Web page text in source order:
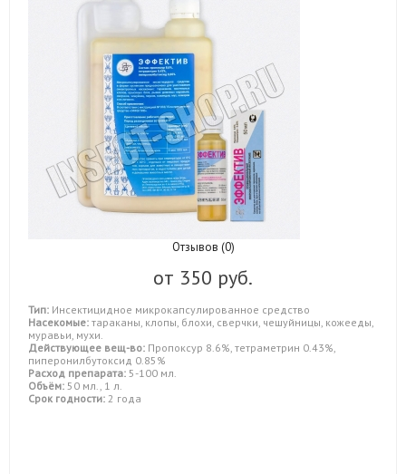
Отзывов (0)
от 350 руб.
Тип: Инсектицидное микрокапсулированное средство
Насекомые: тараканы, клопы, блохи, сверчки, чешуйницы, кожееды,
муравьи, мухи.
Действующее вещ-во: Пропоксур 8.6%, тетраметрин 0.43%,
пиперонилбутоксид 0.85%
Расход препарата: 5-100 мл.
Объём: 50 мл., 1 л.
Срок годности: 2 года